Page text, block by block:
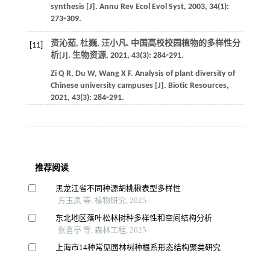
synthesis [J]. Annu Rev Ecol Evol Syst, 2003, 34(1):
273⁃309.
[11]
资沁茹, 杜巍, 汪小凡. 中国高校校园植物的多样性分
析[J]. 生物资源, 2021, 43(3): 284⁃291.
Zi Q R, Du W, Wang X F. Analysis of plant diversity of
Chinese university campuses [J]. Biotic Resources,
2021, 43(3): 284⁃291.